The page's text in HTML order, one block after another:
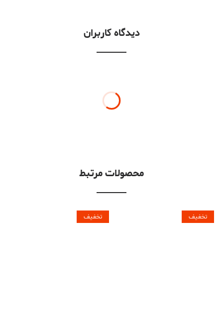
دیدگاه کاربران
محصولات مرتبط
تخفیف تخفیف